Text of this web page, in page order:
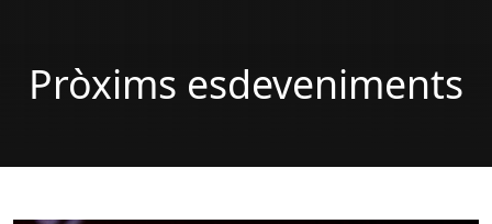
Pròxims esdeveniments